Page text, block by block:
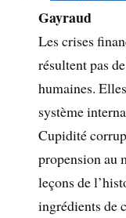
Gayraud
Les crises
résultent pas
humaines.
système
Cupidité
propension au
leçons de
ingrédients de